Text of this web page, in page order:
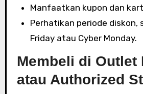
Manfaatkan kupon dan
Perhatikan periode diskon,
Friday atau Cyber Monday.
Membeli di Outlet
atau Authorized